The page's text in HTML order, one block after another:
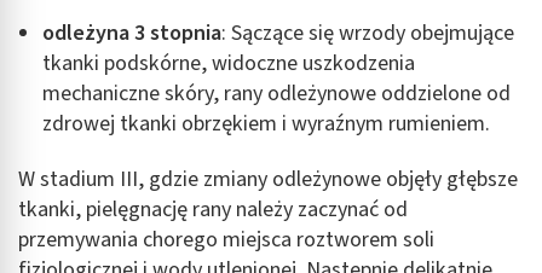
odleżyna 3 stopnia: Sączące się wrzody obejmujące
tkanki podskórne, widoczne uszkodzenia
mechaniczne skóry, rany odleżynowe oddzielone od
zdrowej tkanki obrzękiem i wyraźnym rumieniem.
W stadium III, gdzie zmiany odleżynowe objęły głębsze
tkanki, pielęgnację rany należy zaczynać od
przemywania chorego miejsca roztworem soli